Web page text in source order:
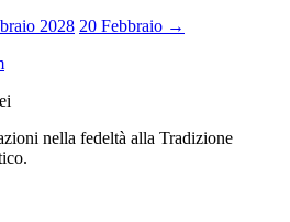
2028 20 Febbraio →
nella fedeltà alla Tradizione